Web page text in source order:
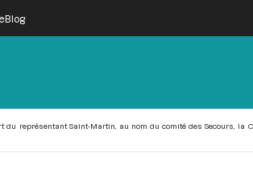
Blog
du représentant Saint-Martin, au nom du comité des Secours, la